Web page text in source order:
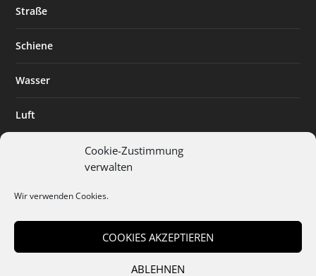
Cookie-Zustimmung
verwalten
Wir verwenden Cookies.
COOKIES AKZEPTIEREN
ABLEHNEN
Straße
Schiene
Wasser
Luft
Digitalisierung